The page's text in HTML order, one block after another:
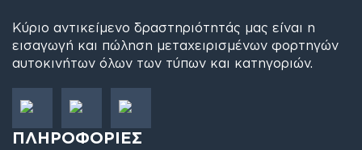
Κύριο αντικείμενο δραστηριότητάς μας είναι η
εισαγωγή και πώληση μεταχειρισμένων φορτηγών
αυτοκινήτων όλων των τύπων και κατηγοριών.
ΠΛΗΡΟΦΟΡΙΕΣ